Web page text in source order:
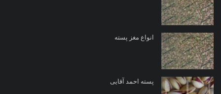
انواع مغز پسته
پسته احمد آقایی